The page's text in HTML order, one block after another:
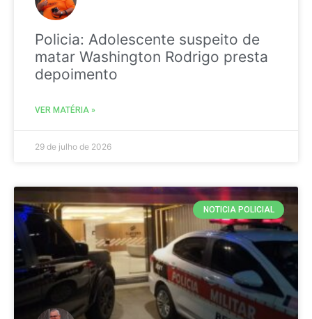
Policia: Adolescente suspeito de
matar Washington Rodrigo presta
depoimento
VER MATÉRIA »
29 de julho de 2026
NOTICIA POLICIAL